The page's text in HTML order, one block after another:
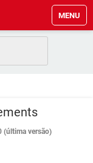
MENU
(última versão)